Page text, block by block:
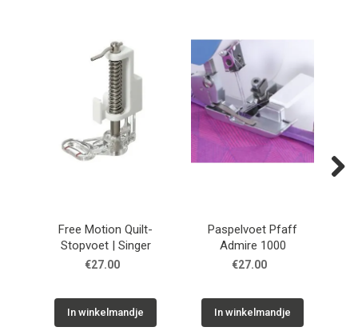
Free Motion Quilt-
Stopvoet | Singer
€27.00
In winkelmandje
Paspelvoet Pfaff
Admire 1000
€27.00
In winkelmandje